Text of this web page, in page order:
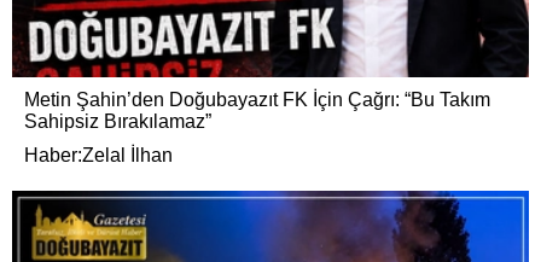
Metin Şahin’den Doğubayazıt FK İçin Çağrı: “Bu Takım
Sahipsiz Bırakılamaz”
Haber:Zelal İlhan